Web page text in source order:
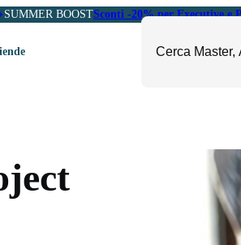
SUMMER BOOSTSconti -20% per Executive e
e Soft Skills
Management
Ambiente
Fashion e
Food,
Arte,